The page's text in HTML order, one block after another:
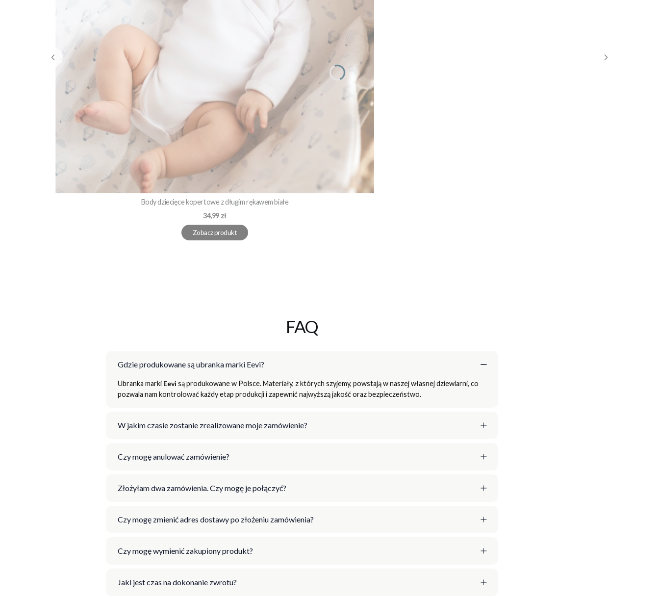
Body dziecięce kopertowe z długim rękawem białe
Cena
34,99 zł
Zobacz produkt
FAQ
Gdzie produkowane są ubranka marki Eevi?
Ubranka marki Eevi są produkowane w Polsce. Materiały, z których szyjemy, powstają w naszej własnej dziewiarni, co
pozwala nam kontrolować każdy etap produkcji i zapewnić najwyższą jakość oraz bezpieczeństwo.
W jakim czasie zostanie zrealizowane moje zamówienie?
Czy mogę anulować zamówienie?
Złożyłam dwa zamówienia. Czy mogę je połączyć?
Czy mogę zmienić adres dostawy po złożeniu zamówienia?
Czy mogę wymienić zakupiony produkt?
Jaki jest czas na dokonanie zwrotu?